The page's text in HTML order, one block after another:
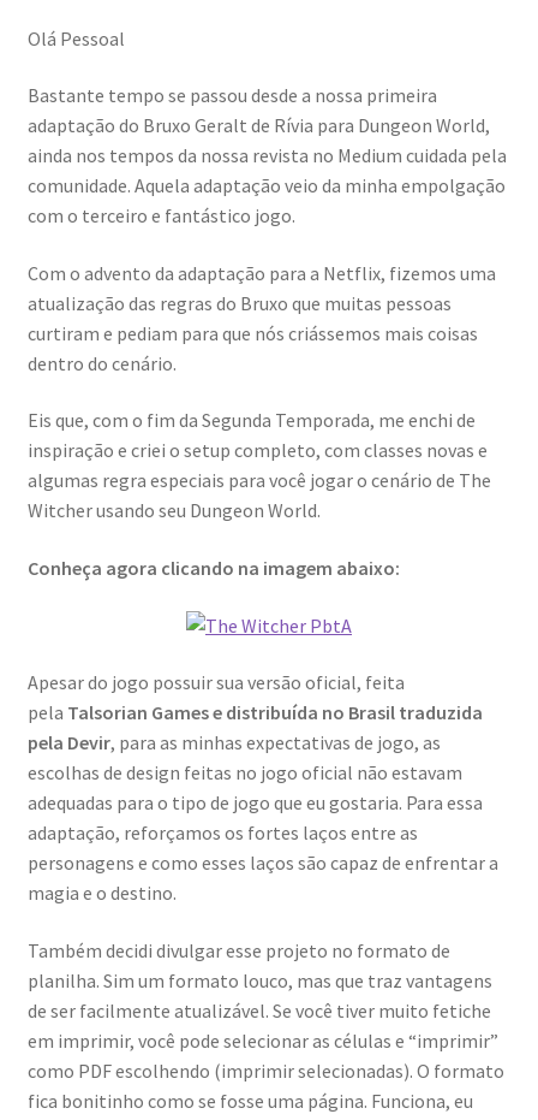
Olá Pessoal
Bastante tempo se passou desde a nossa primeira
adaptação do Bruxo Geralt de Rívia para Dungeon World,
ainda nos tempos da nossa revista no Medium cuidada pela
comunidade. Aquela adaptação veio da minha empolgação
com o terceiro e fantástico jogo.
Com o advento da adaptação para a Netflix, fizemos uma
atualização das regras do Bruxo que muitas pessoas
curtiram e pediam para que nós criássemos mais coisas
dentro do cenário.
Eis que, com o fim da Segunda Temporada, me enchi de
inspiração e criei o setup completo, com classes novas e
algumas regra especiais para você jogar o cenário de The
Witcher usando seu Dungeon World.
Conheça agora clicando na imagem abaixo:
Apesar do jogo possuir sua versão oficial, feita
pela Talsorian Games e distribuída no Brasil traduzida
pela Devir, para as minhas expectativas de jogo, as
escolhas de design feitas no jogo oficial não estavam
adequadas para o tipo de jogo que eu gostaria. Para essa
adaptação, reforçamos os fortes laços entre as
personagens e como esses laços são capaz de enfrentar a
magia e o destino.
Também decidi divulgar esse projeto no formato de
planilha. Sim um formato louco, mas que traz vantagens
de ser facilmente atualizável. Se você tiver muito fetiche
em imprimir, você pode selecionar as células e “imprimir”
como PDF escolhendo (imprimir selecionadas). O formato
fica bonitinho como se fosse uma página. Funciona, eu